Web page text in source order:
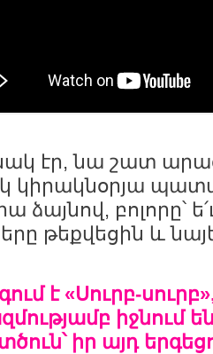
էր, նա շատ
կիրակնօրյա
ձայնով, բոլորը՝
թեքվեցին և
է «Սուրբ-
իջնում
իր այդ